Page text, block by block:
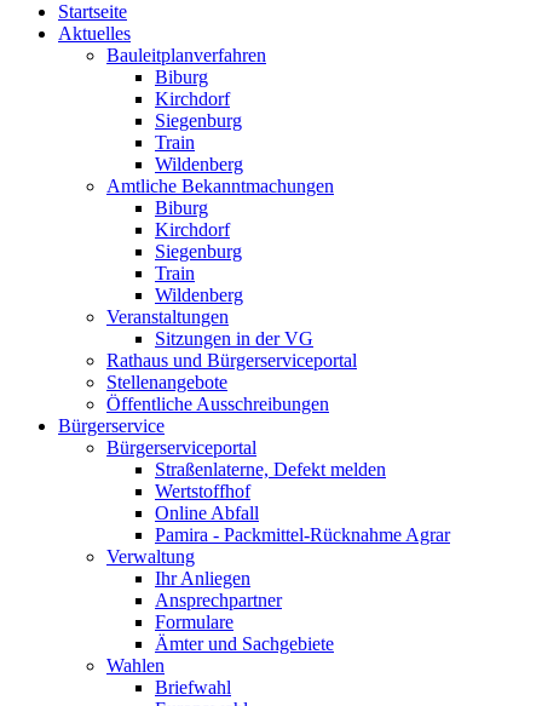
Startseite
Aktuelles
Bauleitplanverfahren
Biburg
Kirchdorf
Siegenburg
Train
Wildenberg
Amtliche Bekanntmachungen
Biburg
Kirchdorf
Siegenburg
Train
Wildenberg
Veranstaltungen
Sitzungen in der VG
Rathaus und Bürgerserviceportal
Stellenangebote
Öffentliche Ausschreibungen
Bürgerservice
Bürgerserviceportal
Straßenlaterne, Defekt melden
Wertstoffhof
Online Abfall
Pamira - Packmittel-Rücknahme Agrar
Verwaltung
Ihr Anliegen
Ansprechpartner
Formulare
Ämter und Sachgebiete
Wahlen
Briefwahl